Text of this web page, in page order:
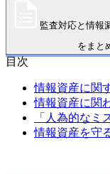
監査対応と情報
をまと
目次
情報資産に関
情報資産に関
「人為的なミ
情報資産を守